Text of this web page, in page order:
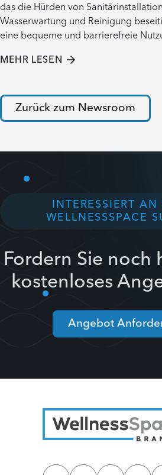
das die Hürden von
Wasserwartung und Reinigung
eine bequeme und barrierefreie
MEHR LESEN
Zurück zum Newsroom
INTERESSIERT AN
WELLNESSSPACE
Fordern Sie noch
kostenloses
Angebot